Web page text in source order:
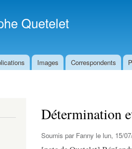
Quetelet
Images Correspondents
Détermination
Soumis par Fanny le lun, 15/